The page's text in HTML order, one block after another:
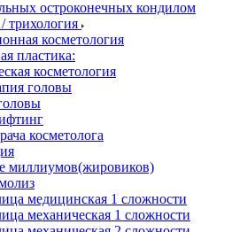
остроконечных кондилом
трихология
косметология
пластика:
косметология
головы
косметолога
миллиумов(жировиков)
медицинская 1 сложности
механическая 1 сложности